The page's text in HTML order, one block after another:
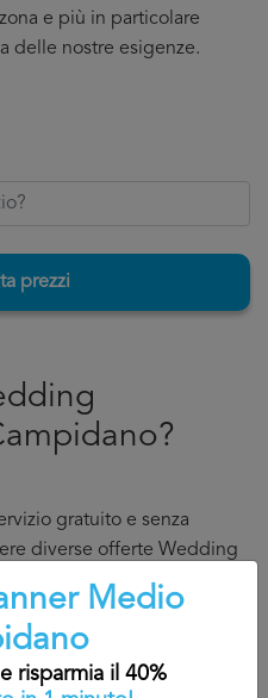
e più in particolare
delle nostre esigenze.
prezzi
gratuito e senza
diverse offerte Wedding
è molto semplice:
la mia zona, il servizio di
(consigliamo di
Medio
risparmia il 40%